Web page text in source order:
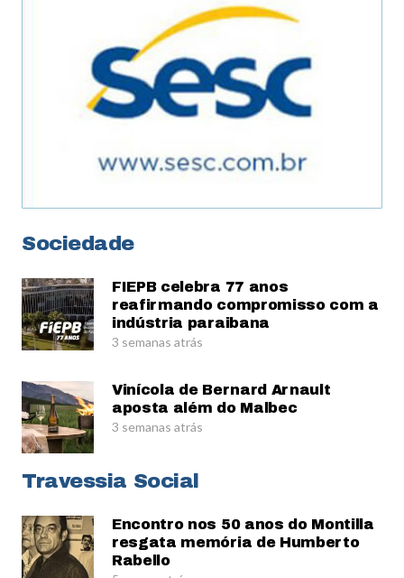
Sociedade
FIEPB celebra 77 anos
reafirmando compromisso com a
indústria paraibana
3 semanas atrás
Vinícola de Bernard Arnault
aposta além do Malbec
3 semanas atrás
Travessia Social
Encontro nos 50 anos do Montilla
resgata memória de Humberto
Rabello